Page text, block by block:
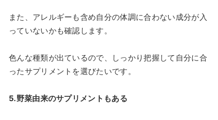
また、アレルギーも含め自分の体調に合わない成分が入
っていないかも確認します。
色んな種類が出ているので、しっかり把握して自分に合
ったサプリメントを選びたいです。
5.野菜由来のサプリメントもある